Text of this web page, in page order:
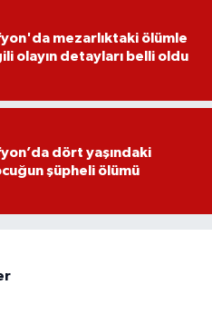
mezarlıktaki ölümle
olayın detayları belli oldu
dört yaşındaki
şüpheli ölümü